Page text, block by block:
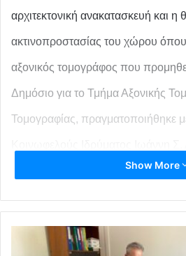
αρχιτεκτονική ανακατασκευή και η
ακτινοπροστασίας του χώρου
αξονικός τομογράφος που
Δημόσιο για το Τμήμα Αξονικής
Τομογραφίας, πραγματοποιήθηκε
Σύμφωνα με τον Διευθυντή του
Επιστημονικού Συμβουλίου, κ.
δωρεά έδωσε άμεση λύση στη
μονάδας και στον περαιτέρω
Show More